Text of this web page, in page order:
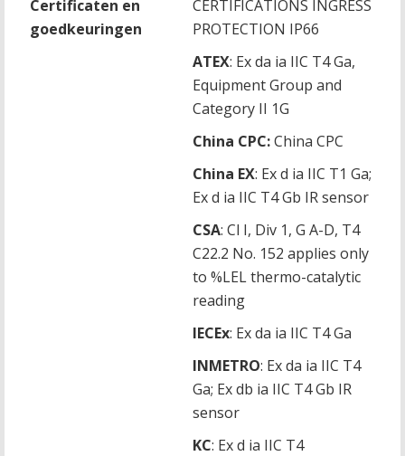
Certificaten en
goedkeuringen
CERTIFICATIONS INGRESS
PROTECTION IP66
ATEX: Ex da ia IIC T4 Ga,
Equipment Group and
Category II 1G
China CPC:China CPC
China EX: Ex d ia IIC T1 Ga;
Ex d ia IIC T4 Gb IR sensor
CSA: Cl I, Div 1, G A-D, T4
C22.2 No. 152 applies only
to %LEL thermo-catalytic
reading
IECEx: Ex da ia IIC T4 Ga
INMETRO: Ex da ia IIC T4
Ga; Ex db ia IIC T4 Gb IR
sensor
KC: Ex d ia IIC T4